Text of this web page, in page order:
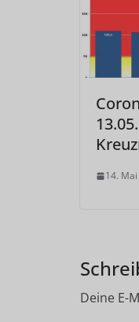
14.
Deine E-